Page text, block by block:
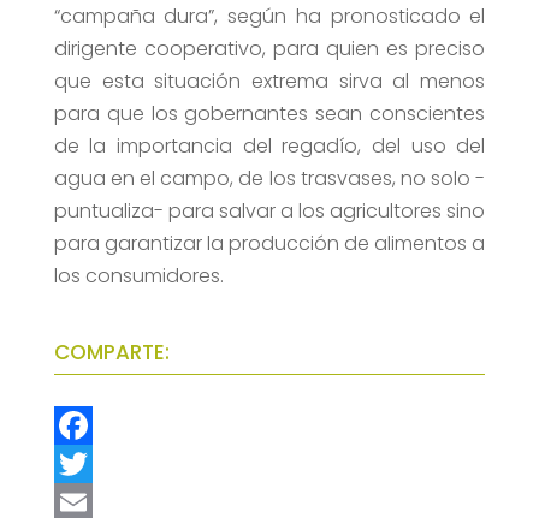
“campaña dura”, según ha pronosticado el
dirigente cooperativo, para quien es preciso
que esta situación extrema sirva al menos
para que los gobernantes sean conscientes
de la importancia del regadío, del uso del
agua en el campo, de los trasvases, no solo -
puntualiza- para salvar a los agricultores sino
para garantizar la producción de alimentos a
los consumidores.
COMPARTE:
F
a
T